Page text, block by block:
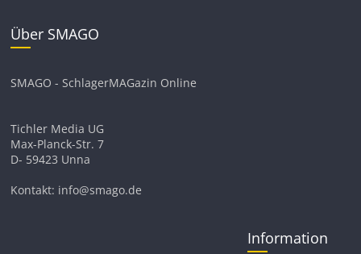
Über SMAGO
SMAGO - SchlagerMAGazin Online
Tichler Media UG
Max-Planck-Str. 7
D- 59423 Unna
Kontakt: info@smago.de
Information